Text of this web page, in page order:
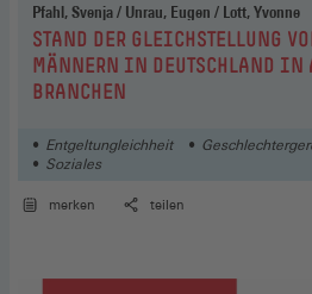
Pfahl, Svenja / Unrau, Eugen / Lott, Yvonne
:STAND DER GLEICHSTELLUNG
MÄNNERN IN DEUTSCHLAND IN
BRANCHEN
Entgeltungleichheit
Soziales
merken teilen